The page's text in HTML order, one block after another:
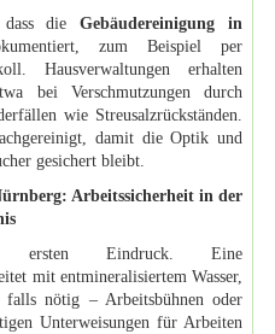
dass dieGebäudereinigung in
zum Beispiel per
Hausverwaltungen erhalten
bei Verschmutzungen durch
wie Streusalzrückständen.
damit die Optik und
gesichert bleibt.
Arbeitssicherheit in der
ersten Eindruck. Eine
mit entmineralisiertem Wasser,
falls nötig – Arbeitsbühnen oder
Unterweisungen für Arbeiten